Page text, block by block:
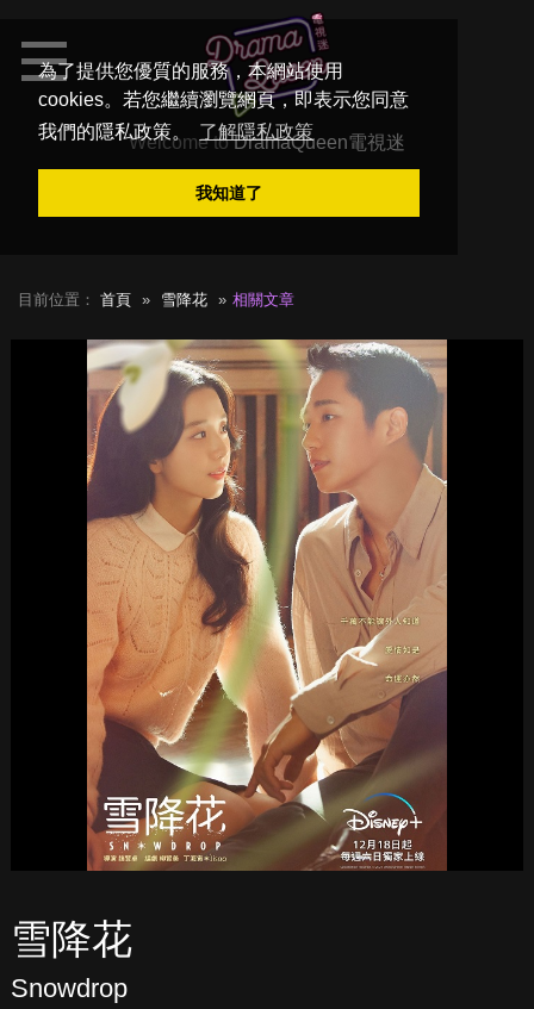
為了提供您優質的服務，本網站使用
cookies。若您繼續瀏覽網頁，即表示您同意
我們的隱私政策。
了解隱私政策
我知道了
Welcome toDramaQueen電視迷
目前位置： 首頁 雪降花 相關文章
雪降花
Snowdrop